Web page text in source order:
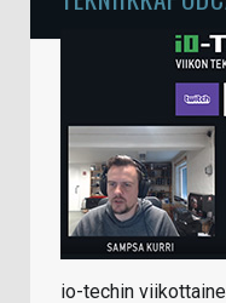
io-techin